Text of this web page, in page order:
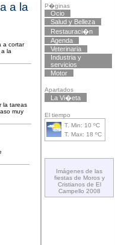
a la
a cortar
la
la tareas
muy
P�ginas
Ocio
Salud y Belleza
Restauraci�n
Agenda
Veterinaria
Industria y
servicios
Motor
Apartados
La Vi�eta
El tiempo
T. Min: 10 ºC
T. Max: 18 ºC
Imágenes de las
fiestas de Moros y
Cristianos de El
Campello 2008